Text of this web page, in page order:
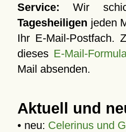
Service: Wir
Tagesheiligen jeden
Ihr E-Mail-Postfach.
dieses E-Mail-
Mail absenden.
Aktuell und
• neu: Celerinus und